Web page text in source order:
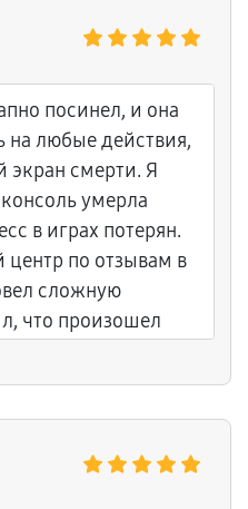
посинел, и она
на любые действия,
экран смерти. Я
умерла
в играх потерян.
по отзывам в
сложную
что произошел
реболлинг
Консоль ожила, все